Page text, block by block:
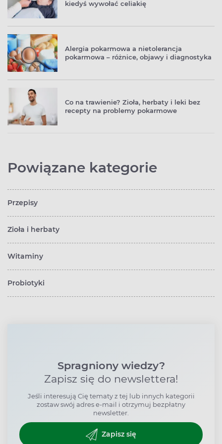
dwunstnicy.
kiedyś wywołać celiakię
Alergia pokarmowa a nietolerancja
pokarmowa – różnice, objawy i diagnostyka
Co na trawienie? Zioła, herbaty i leki bez
recepty na problemy pokarmowe
Powiązane kategorie
Przepisy
Zioła i herbaty
Witaminy
Probiotyki
Spragniony wiedzy?
Zapisz się do newslettera!
Jeśli interesują Cię tematy z tej lub innych kategorii
zostaw swój adres e-mail i otrzymuj bezpłatny
newsletter.
Zapisz się